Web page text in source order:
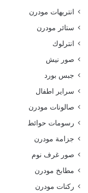
انتريهات مودرن
ستائر مودرن
انترلوك
صور نيش
جبس بورد
سراير اطفال
صالونات مودرن
رسومات حوائط
جزامة مودرن
صور غرف نوم
مطابخ مودرن
ركنات مودرن